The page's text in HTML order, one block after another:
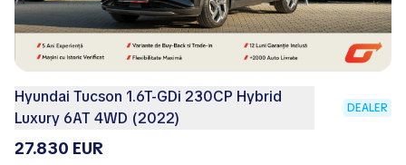
Hyundai Tucson 1.6T-GDi 230CP Hybrid
Luxury 6AT 4WD (2022)
DEALER
27.830 EUR